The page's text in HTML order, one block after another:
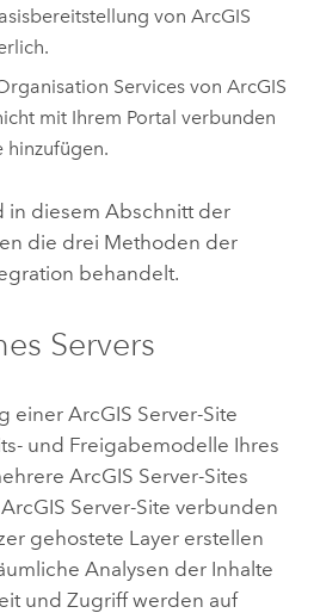
vonArcGIS
Services vonArcGIS
mit Ihrem Portal verbunden
hinzufügen.
in diesem Abschnitt der
die drei Methoden der
behandelt.
Servers
einer ArcGIS Server-Site
und Freigabemodelle Ihres
ArcGIS Server-Sites
ArcGIS Server-Site verbunden
gehostete Layer erstellen
Analysen der Inhalte
und Zugriff werden auf